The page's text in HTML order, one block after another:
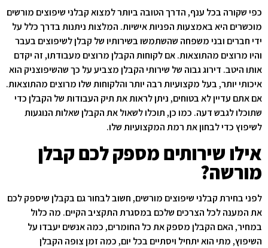
כפי שקורה בכל ענף, הדרך הטובה ביותר למצוא קבלני שיפוצים מורשים
מוכשרים היא באמצעות הפניות אישיות. המלצות ניתנות בדרך כלל על
ידי חברים ובני משפחה שהשתמשו בשירותיו של קבלן לשיפוצים בעבר
והיו מרוצים מהתוצאות. אם לקוחות הקבלן מרוצים מעבודתו, זה יקדם
אותו היטב. דירוג גבוה של שירותי הקבלן מצביע על כך שהשיפוצניק הוא
איכותי יותר, בעל מקצועיות רבה יותר והלקוחות שלו מרוצים מהתוצאות.
אם אתם עדיין לא בטוחים, ניתן לראות את תיק העבודות של הקבלן כדי
שתוכלו לגבש דעה. כמו כן, תוכלו לשאול את הקבלן שאלות הנוגעות
לשיפוץ כדי לבחון את רמת המקצועיות שלו.
אילו שירותים מספק לכם קבלן
מורשה?
לפני בחירת קבלני שיפוצים מורשים, חשוב לבחור גם בקבלן שיספק לכם
את המענה לכל הצרכים שלכם במסגרת התקציב הקיים. מה כלול
במחיר, האם הקבלן מספק את כל החומרים, כמה אנשים יעבדו על
השיפוץ, מתי הוא יתחיל ויסתיים בכל יום, כמה זמן צופה הקבלן